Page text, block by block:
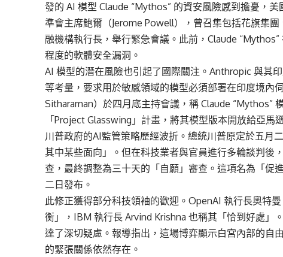
發的 AI 模型 Claude “Mythos” 的資安風險感到擔憂，
準會主席鮑爾（Jerome Powell），曾召集包括花旗集
融機構執行長，舉行緊急會議。此前，Claude
程度的軟體安全漏洞。
AI 模型的潛在風險也引起了國際關注。Anthropic 與其
等考量，要求用於敏感領域的模型必須部署在印度境內
Sitharaman）於四月底主持會議，稱 Claude “Mythos”
「Project Glasswing」計畫，將其模型版本開放給亞馬
川普政府的AI監管策略歷經波折。總統川普原定於五月
其中某些面向」。但在科技業者與官員進行多輪談判後
查，最終調整為三十天的「自願」審查。這項名為「促
二日發布。
此修正獲得部分科技領袖的歡迎。OpenAI 執行長奧特
衡」，IBM 執行長 Arvind Krishna 也稱其「恰到好處」
達了深切疑慮。報導指出，這場博弈顯示白宮內部的自
的緊張關係依然存在。